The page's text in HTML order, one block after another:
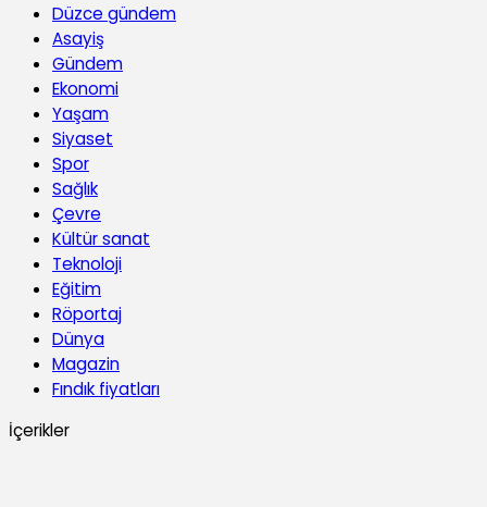
Düzce gündem
Asayiş
Gündem
Ekonomi
Yaşam
Siyaset
Spor
Sağlık
Çevre
Kültür sanat
Teknoloji
Eğitim
Röportaj
Dünya
Magazin
Fındık fiyatları
İçerikler